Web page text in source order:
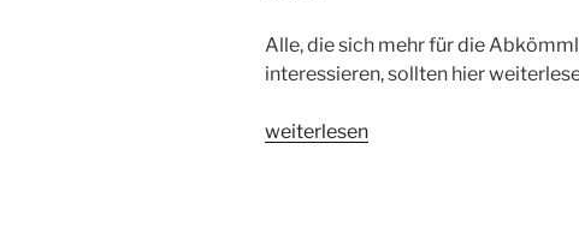
Alle, die sich mehr für die
interessieren, sollten hier
„Moog
weiterlesen